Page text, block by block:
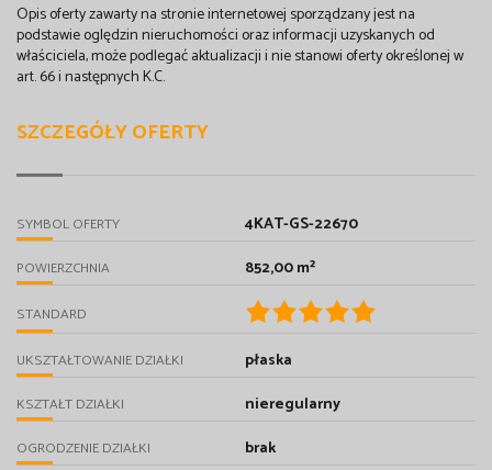
Opis oferty zawarty na stronie internetowej sporządzany jest na
podstawie oględzin nieruchomości oraz informacji uzyskanych od
właściciela, może podlegać aktualizacji i nie stanowi oferty określonej w
art. 66 i następnych K.C.
SZCZEGÓŁY OFERTY
SYMBOL OFERTY 4KAT-GS-22670
POWIERZCHNIA 852,00 m²
STANDARD
UKSZTAŁTOWANIE DZIAŁKI płaska
KSZTAŁT DZIAŁKI nieregularny
OGRODZENIE DZIAŁKI brak